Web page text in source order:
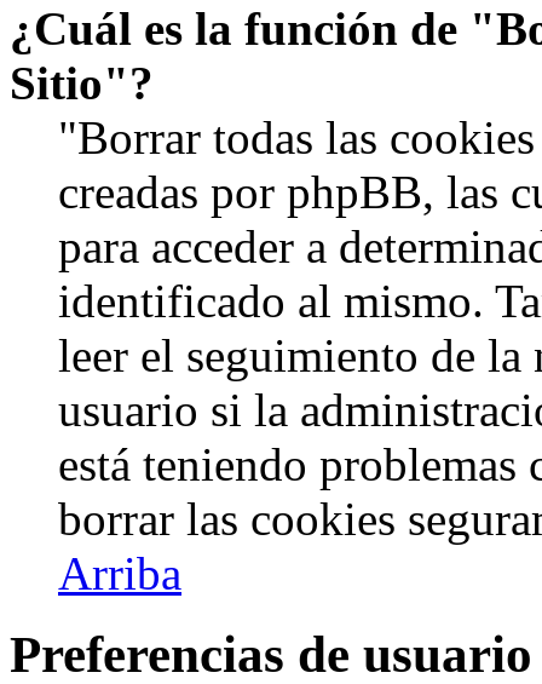
¿Cuál es la función de
Sitio"?
"Borrar todas las
creadas por phpBB, las
para acceder a
identificado al mismo.
leer el seguimiento de
usuario si la
está teniendo
borrar las cookies
Arriba
Preferencias de